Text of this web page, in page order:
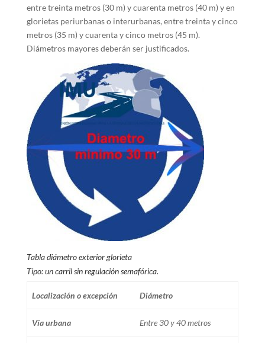
entre treinta metros (30 m) y cuarenta metros (40 m) y en
glorietas periurbanas o interurbanas, entre treinta y cinco
metros (35 m) y cuarenta y cinco metros (45 m).
Diámetros mayores deberán ser justificados.
Tabla diámetro exterior glorieta
Tipo: un carril sin regulación semafórica.
Localización o excepción Diámetro
Vía urbana Entre 30 y 40 metros